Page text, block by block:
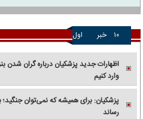
۱۰ خبر اول
اظهارات جدید پزشکیان درباره گران شدن
وارد کنیم
پزشکیان: برای همیشه که نمی‌توان جنگید؛
رساند